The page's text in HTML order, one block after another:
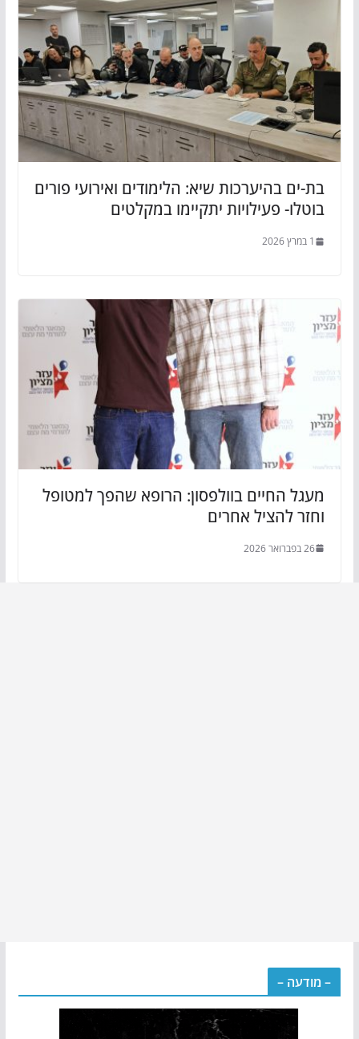
בת-ים בהיערכות שיא: הלימודים ואירועי פורים
בוטלו- פעילויות יתקיימו במקלטים
1 במרץ 2026
מעגל החיים בוולפסון: הרופא שהפך למטופל
וחזר להציל אחרים
26 בפברואר 2026
– מודעה –